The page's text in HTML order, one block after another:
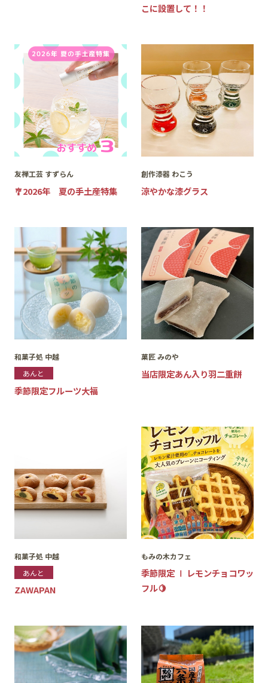
こに設置して！！
友禅工芸 すずらん
🎐2026年 夏の手土産特集
創作漆器 わこう
涼やかな漆グラス
和菓子処 中越
あんと
季節限定フルーツ大福
菓匠 みのや
当店限定あん入り羽二重餅
和菓子処 中越
あんと
ZAWAPAN
もみの⽊カフェ
季節限定 Ⅰ レモンチョコワッ
フル🍋